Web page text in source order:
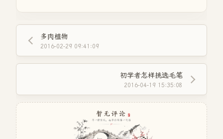
多肉植物
2016-02-29 09:41:09
初学者怎样挑选毛笔
2016-04-19 15:35:08